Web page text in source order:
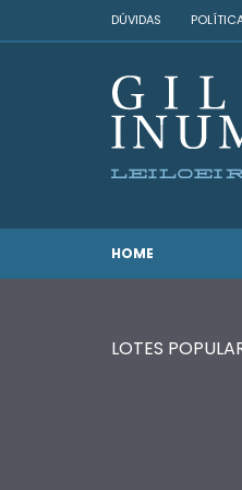
DÚVIDAS
HOME
LOTES